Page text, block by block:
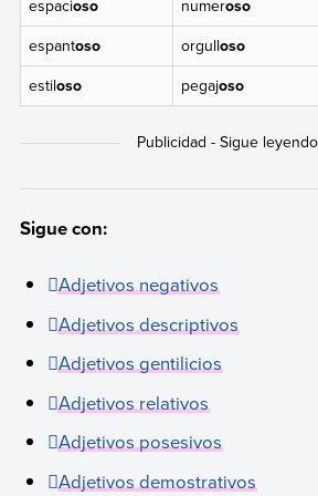
espacioso numeroso
espantoso orgulloso
estiloso pegajoso
Sigue con:
Adjetivos negativos
Adjetivos descriptivos
Adjetivos gentilicios
Adjetivos relativos
Adjetivos posesivos
Adjetivos demostrativos